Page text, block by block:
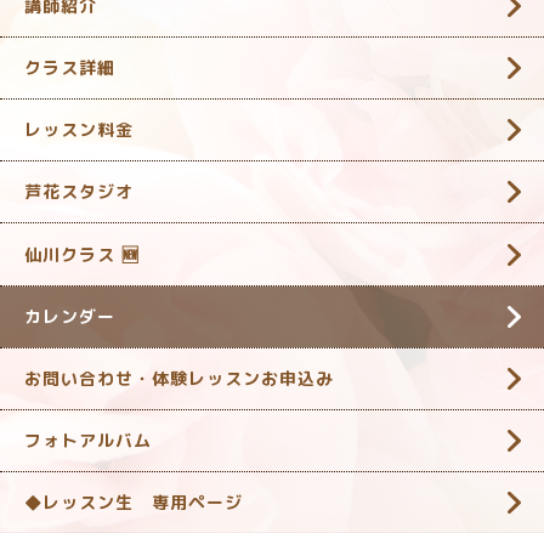
講師紹介
クラス詳細
レッスン料金
芦花スタジオ
仙川クラス 🆕
カレンダー
お問い合わせ・体験レッスンお申込み
フォトアルバム
◆レッスン生 専用ページ